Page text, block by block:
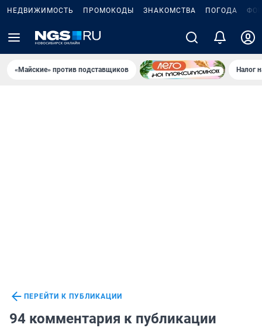
НЕДВИЖИМОСТЬ ПРОМОКОДЫ ЗНАКОМСТВА ПОГОДА
«Майские» против подставщиков Налог
ПЕРЕЙТИ К ПУБЛИКАЦИИ
94 комментария к публикации